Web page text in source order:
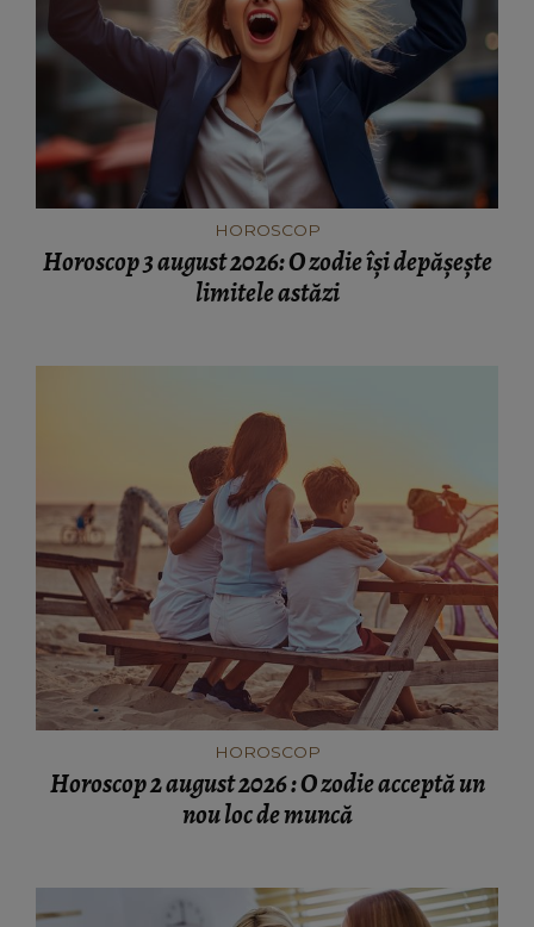
HOROSCOP
Horoscop 3 august 2026: O zodie își depășește
limitele astăzi
HOROSCOP
Horoscop 2 august 2026 : O zodie acceptă un
nou loc de muncă